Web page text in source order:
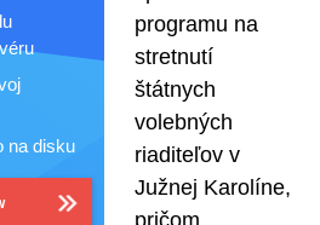
na disku
programu na
stretnutí
štátnych
volebných
riaditeľov v
Južnej Karolíne,